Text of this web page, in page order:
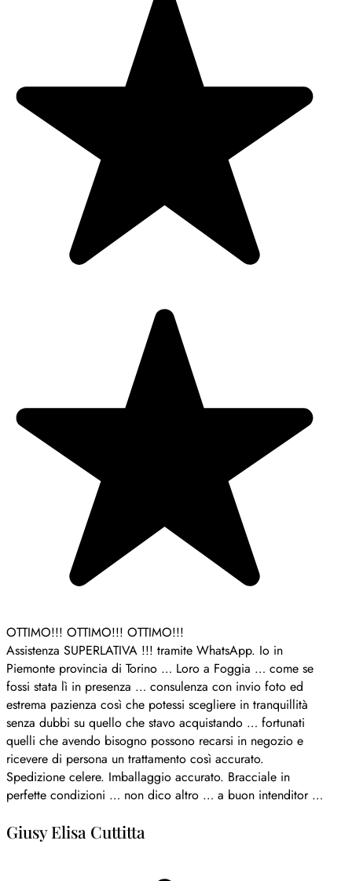
OTTIMO!!! OTTIMO!!! OTTIMO!!!
Assistenza SUPERLATIVA !!! tramite WhatsApp. Io in
Piemonte provincia di Torino … Loro a Foggia … come se
fossi stata lì in presenza … consulenza con invio foto ed
estrema pazienza così che potessi scegliere in tranquillità
senza dubbi su quello che stavo acquistando … fortunati
quelli che avendo bisogno possono recarsi in negozio e
ricevere di persona un trattamento così accurato.
Spedizione celere. Imballaggio accurato. Bracciale in
perfette condizioni … non dico altro … a buon intenditor …
Giusy Elisa Cuttitta